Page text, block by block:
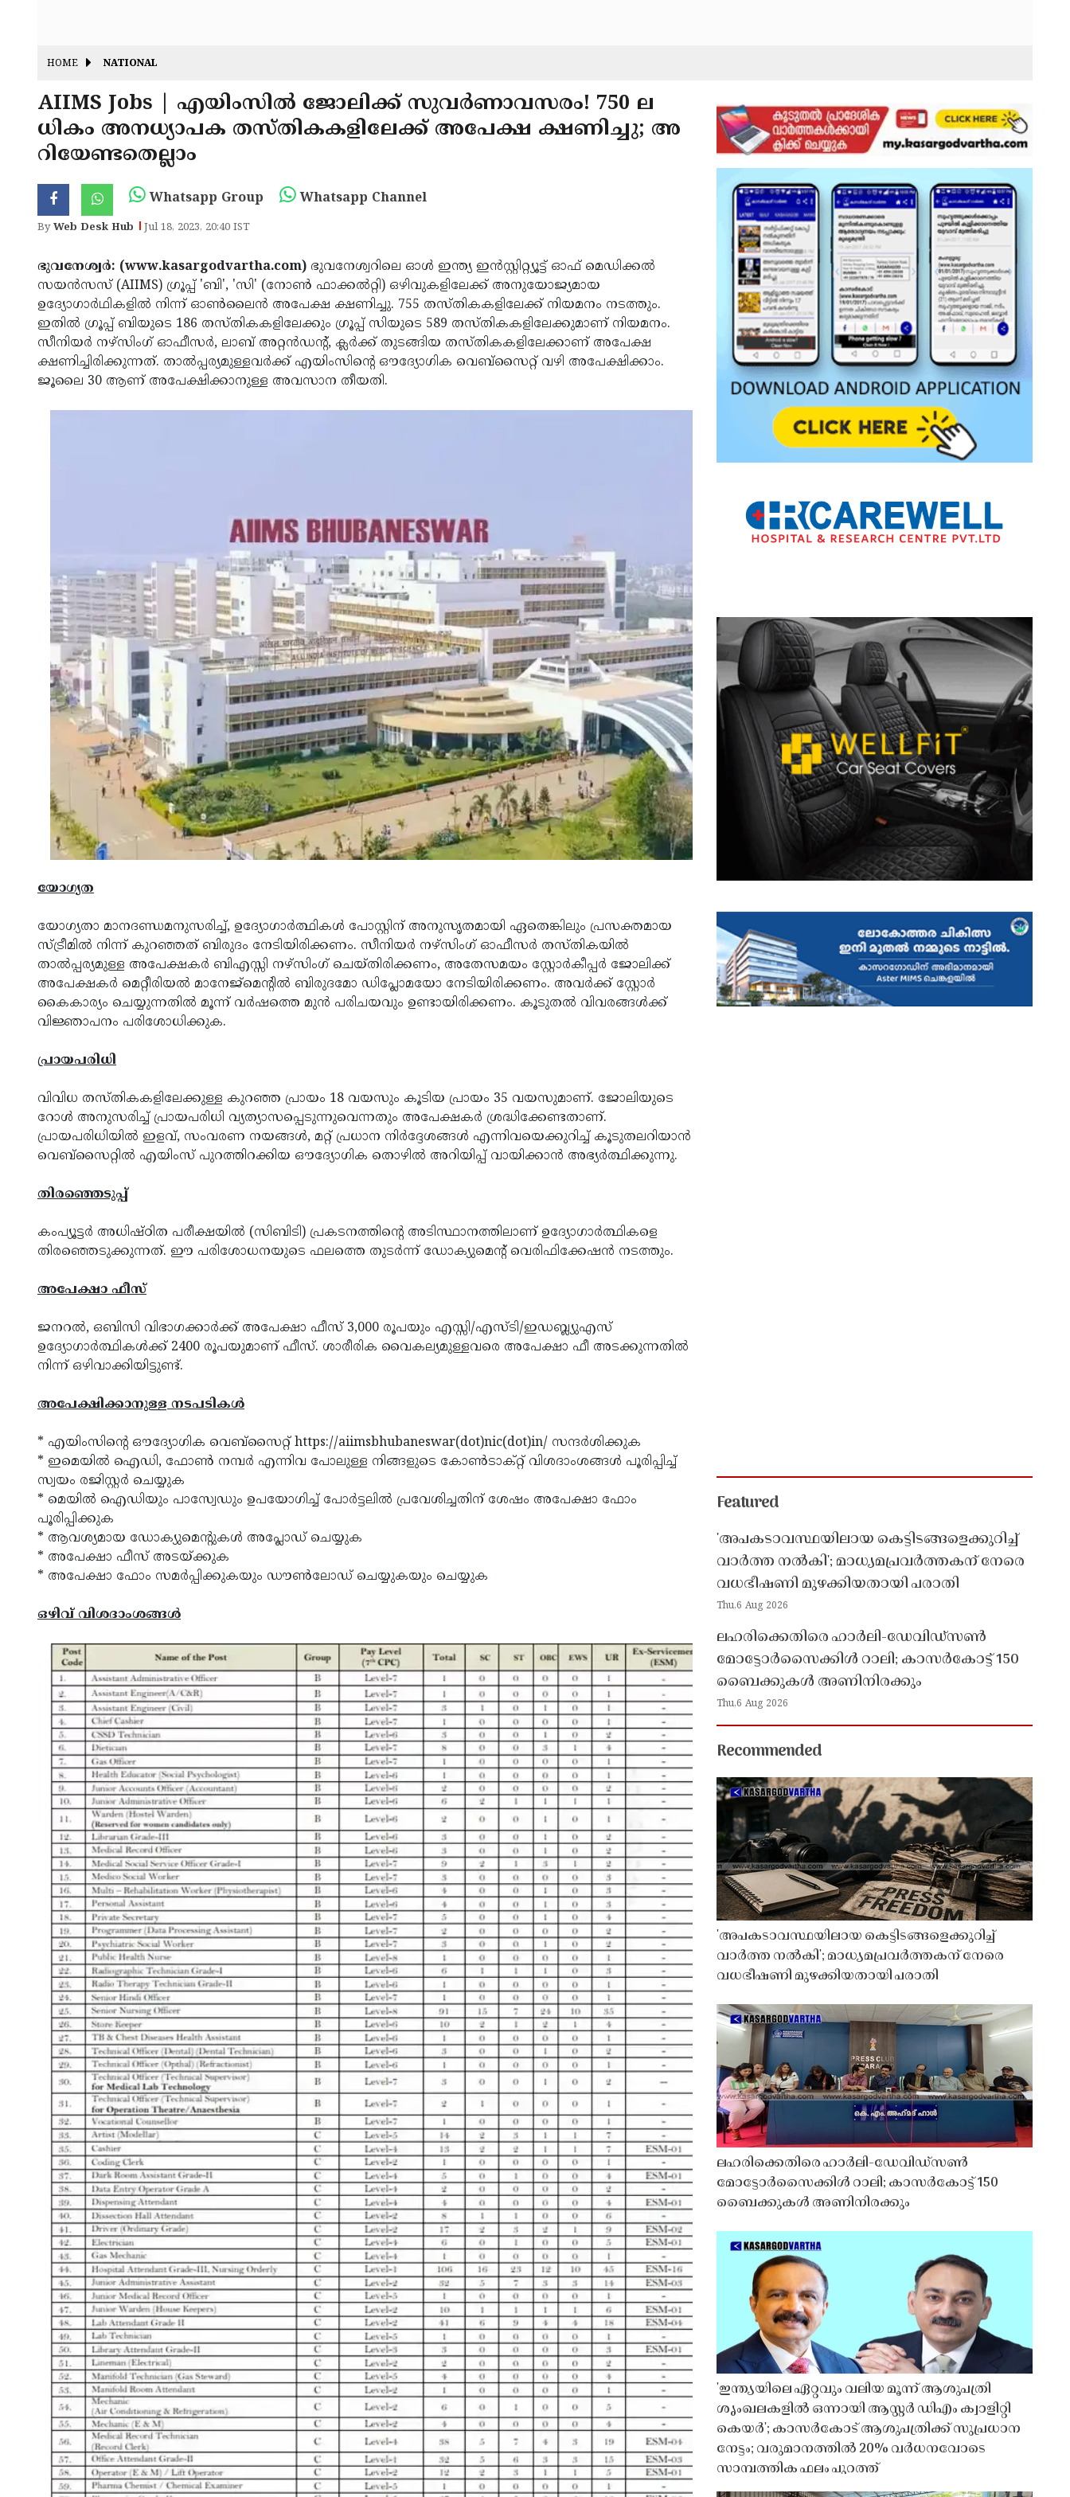
HOME NATIONAL
AIIMS Jobs | എയിംസില്‍ ജോലിക്ക് സുവര്‍ണാവസരം! 750 ല
ധികം അനധ്യാപക തസ്തികകളിലേക്ക് അപേക്ഷ ക്ഷണിച്ചു; അ
റിയേണ്ടതെല്ലാം
Whatsapp Group Whatsapp Channel
ByWeb Desk Hub Jul 18, 2023, 20:40 IST
ഭുവനേശ്വര്‍: (www.kasargodvartha.com) ഭുവനേശ്വറിലെ ഓള്‍ ഇന്ത്യ ഇന്‍സ്റ്റിറ്റ്യൂട്ട് ഓഫ് മെഡിക്കല്‍
സയന്‍സസ് (AIIMS) ഗ്രൂപ്പ് 'ബി', 'സി' (നോണ്‍ ഫാക്കല്‍റ്റി) ഒഴിവുകളിലേക്ക് അനുയോജ്യമായ
ഉദ്യോഗാര്‍ഥികളില്‍ നിന്ന് ഓണ്‍ലൈന്‍ അപേക്ഷ ക്ഷണിച്ചു. 755 തസ്തികകളിലേക്ക് നിയമനം നടത്തും.
ഇതില്‍ ഗ്രൂപ്പ് ബിയുടെ 186 തസ്തികകളിലേക്കും ഗ്രൂപ്പ് സിയുടെ 589 തസ്തികകളിലേക്കുമാണ് നിയമനം.
സീനിയര്‍ നഴ്സിംഗ് ഓഫീസര്‍, ലാബ് അറ്റന്‍ഡന്റ്, ക്ലര്‍ക്ക് തുടങ്ങിയ തസ്തികകളിലേക്കാണ് അപേക്ഷ
ക്ഷണിച്ചിരിക്കുന്നത്. താല്‍പ്പര്യമുള്ളവര്‍ക്ക് എയിംസിന്റെ ഔദ്യോഗിക വെബ്സൈറ്റ് വഴി അപേക്ഷിക്കാം.
ജൂലൈ 30 ആണ് അപേക്ഷിക്കാനുള്ള അവസാന തീയതി.
യോഗ്യത
യോഗ്യതാ മാനദണ്ഡമനുസരിച്ച്, ഉദ്യോഗാര്‍ത്ഥികള്‍ പോസ്റ്റിന് അനുസൃതമായി ഏതെങ്കിലും പ്രസക്തമായ
സ്ട്രീമില്‍ നിന്ന് കുറഞ്ഞത് ബിരുദം നേടിയിരിക്കണം. സീനിയര്‍ നഴ്സിംഗ് ഓഫീസര്‍ തസ്തികയില്‍
താല്‍പ്പര്യമുള്ള അപേക്ഷകര്‍ ബിഎസ്സി നഴ്സിംഗ് ചെയ്തിരിക്കണം, അതേസമയം സ്റ്റോര്‍കീപ്പര്‍ ജോലിക്ക്
അപേക്ഷകര്‍ മെറ്റീരിയല്‍ മാനേജ്മെന്റില്‍ ബിരുദമോ ഡിപ്ലോമയോ നേടിയിരിക്കണം. അവര്‍ക്ക് സ്റ്റോര്‍
കൈകാര്യം ചെയ്യുന്നതില്‍ മൂന്ന് വര്‍ഷത്തെ മുന്‍ പരിചയവും ഉണ്ടായിരിക്കണം. കൂടുതല്‍ വിവരങ്ങള്‍ക്ക്
വിജ്ഞാപനം പരിശോധിക്കുക.
പ്രായപരിധി
വിവിധ തസ്തികകളിലേക്കുള്ള കുറഞ്ഞ പ്രായം 18 വയസും കൂടിയ പ്രായം 35 വയസുമാണ്. ജോലിയുടെ
റോള്‍ അനുസരിച്ച് പ്രായപരിധി വ്യത്യാസപ്പെടുന്നുവെന്നതും അപേക്ഷകര്‍ ശ്രദ്ധിക്കേണ്ടതാണ്.
പ്രായപരിധിയില്‍ ഇളവ്, സംവരണ നയങ്ങള്‍, മറ്റ് പ്രധാന നിര്‍ദ്ദേശങ്ങള്‍ എന്നിവയെക്കുറിച്ച് കൂടുതലറിയാന്‍
വെബ്‌സൈറ്റില്‍ എയിംസ് പുറത്തിറക്കിയ ഔദ്യോഗിക തൊഴില്‍ അറിയിപ്പ് വായിക്കാന്‍ അഭ്യര്‍ത്ഥിക്കുന്നു.
തിരഞ്ഞെടുപ്പ്
കംപ്യൂട്ടര്‍ അധിഷ്ഠിത പരീക്ഷയില്‍ (സിബിടി) പ്രകടനത്തിന്റെ അടിസ്ഥാനത്തിലാണ് ഉദ്യോഗാര്‍ത്ഥികളെ
തിരഞ്ഞെടുക്കുന്നത്. ഈ പരിശോധനയുടെ ഫലത്തെ തുടര്‍ന്ന് ഡോക്യുമെന്റ് വെരിഫിക്കേഷന്‍ നടത്തും.
അപേക്ഷാ ഫീസ്
ജനറല്‍, ഒബിസി വിഭാഗക്കാര്‍ക്ക് അപേക്ഷാ ഫീസ് 3,000 രൂപയും എസ്സി/എസ്ടി/ഇഡബ്ല്യുഎസ്
ഉദ്യോഗാര്‍ത്ഥികള്‍ക്ക് 2400 രൂപയുമാണ് ഫീസ്. ശാരീരിക വൈകല്യമുള്ളവരെ അപേക്ഷാ ഫീ അടക്കുന്നതില്‍
നിന്ന് ഒഴിവാക്കിയിട്ടുണ്ട്.
അപേക്ഷിക്കാനുള്ള നടപടികള്‍
* എയിംസിന്റെ ഔദ്യോഗിക വെബ്‌സൈറ്റ് https://aiimsbhubaneswar(dot)nic(dot)in/ സന്ദര്‍ശിക്കുക
* ഇമെയില്‍ ഐഡി, ഫോണ്‍ നമ്പര്‍ എന്നിവ പോലുള്ള നിങ്ങളുടെ കോണ്‍ടാക്റ്റ് വിശദാംശങ്ങള്‍ പൂരിപ്പിച്ച്
സ്വയം രജിസ്റ്റര്‍ ചെയ്യുക
* മെയില്‍ ഐഡിയും പാസ്വേഡും ഉപയോഗിച്ച് പോര്‍ട്ടലില്‍ പ്രവേശിച്ചതിന് ശേഷം അപേക്ഷാ ഫോം
പൂരിപ്പിക്കുക
* ആവശ്യമായ ഡോക്യുമെന്റുകള്‍ അപ്ലോഡ് ചെയ്യുക
* അപേക്ഷാ ഫീസ് അടയ്ക്കുക
* അപേക്ഷാ ഫോം സമര്‍പ്പിക്കുകയും ഡൗണ്‍ലോഡ് ചെയ്യുകയും ചെയ്യുക
ഒഴിവ് വിശദാംശങ്ങള്‍
Featured
'അപകടാവസ്ഥയിലായ കെട്ടിടങ്ങളെക്കുറിച്ച്
വാർത്ത നൽകി'; മാധ്യമപ്രവർത്തകന് നേരെ
വധഭീഷണി മുഴക്കിയതായി പരാതി
Thu,6 Aug 2026
ലഹരിക്കെതിരെ ഹാർലി-ഡേവിഡ്‌സൺ
മോട്ടോർസൈക്കിൾ റാലി; കാസർകോട്ട് 150
ബൈക്കുകൾ അണിനിരക്കും
Thu,6 Aug 2026
Recommended
'അപകടാവസ്ഥയിലായ കെട്ടിടങ്ങളെക്കുറിച്ച്
വാർത്ത നൽകി'; മാധ്യമപ്രവർത്തകന് നേരെ
വധഭീഷണി മുഴക്കിയതായി പരാതി
ലഹരിക്കെതിരെ ഹാർലി-ഡേവിഡ്‌സൺ
മോട്ടോർസൈക്കിൾ റാലി; കാസർകോട്ട് 150
ബൈക്കുകൾ അണിനിരക്കും
'ഇന്ത്യയിലെ ഏറ്റവും വലിയ മൂന്ന് ആശുപത്രി
ശൃംഖലകളിൽ ഒന്നായി ആസ്റ്റർ ഡിഎം ക്വാളിറ്റി
കെയർ'; കാസർകോട് ആശുപത്രിക്ക് സുപ്രധാന
നേട്ടം; വരുമാനത്തിൽ 20% വർധനവോടെ
സാമ്പത്തിക ഫലം പുറത്ത്